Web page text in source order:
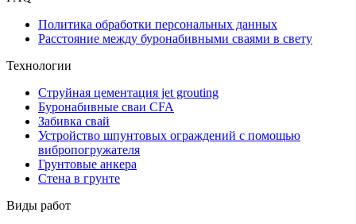
Политика обработки персональных данных
Расстояние между буронабивными сваями в свету
Технологии
Струйная цементация jet grouting
Буронабивные сваи CFA
Забивка свай
Устройство шпунтовых ограждений с помощью
вибропогружателя
Грунтовые анкера
Стена в грунте
Виды работ